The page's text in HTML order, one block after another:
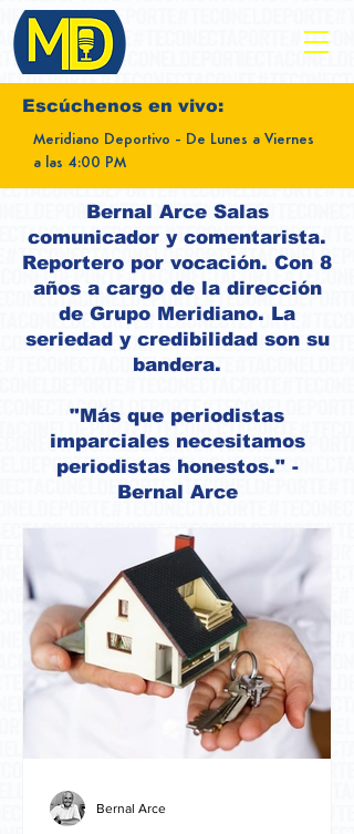
Escúchenos en vivo:
Meridiano Deportivo - De Lunes a Viernes
a las 4:00 PM
Bernal Arce Salas
comunicador y comentarista.
Reportero por vocación. Con 8
años a cargo de la dirección
de Grupo Meridiano. La
seriedad y credibilidad son su
bandera.
"Más que periodistas
imparciales necesitamos
periodistas honestos." -
Bernal Arce
Bernal Arce